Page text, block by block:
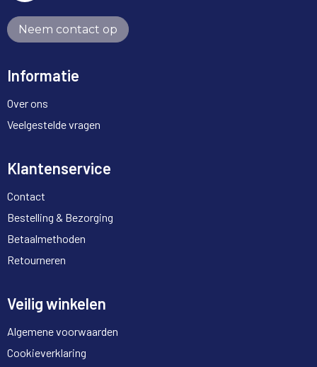
Neem contact op
Informatie
Over ons
Veelgestelde vragen
Klantenservice
Contact
Bestelling & Bezorging
Betaalmethoden
Retourneren
Veilig winkelen
Algemene voorwaarden
Cookieverklaring